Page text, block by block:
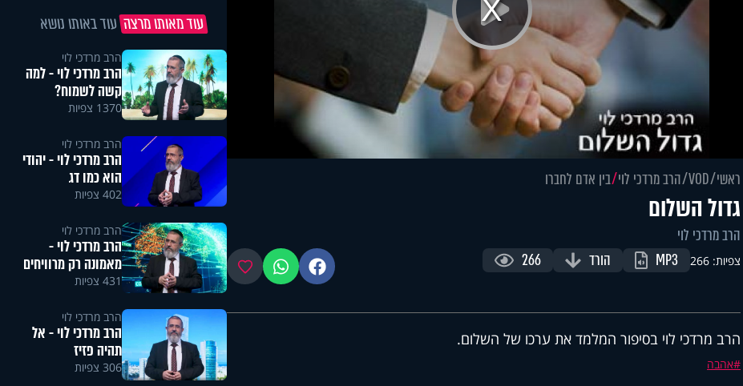
Play
Video
ראשי VOD הרב מרדכי לוי בין אדם לחברו
גדול השלום
הרב מרדכי לוי
צפיות: 266 MP3 הורד 266 פייסבוקווטסאפ מועדפים
הרב מרדכי לוי בסיפור המלמד את ערכו של השלום.
אהבה
עוד מאותו מרצה עוד באותו נושא
הרב מרדכי לוי
הרב מרדכי לוי - למה
קשה לשמוח?
1370 צפיות
הרב מרדכי לוי
הרב מרדכי לוי - יהודי
הוא כמו דג
402 צפיות
הרב מרדכי לוי
הרב מרדכי לוי -
מאמונה רק מרוויחים
431 צפיות
הרב מרדכי לוי
הרב מרדכי לוי - אל
תהיה פזיז
306 צפיות